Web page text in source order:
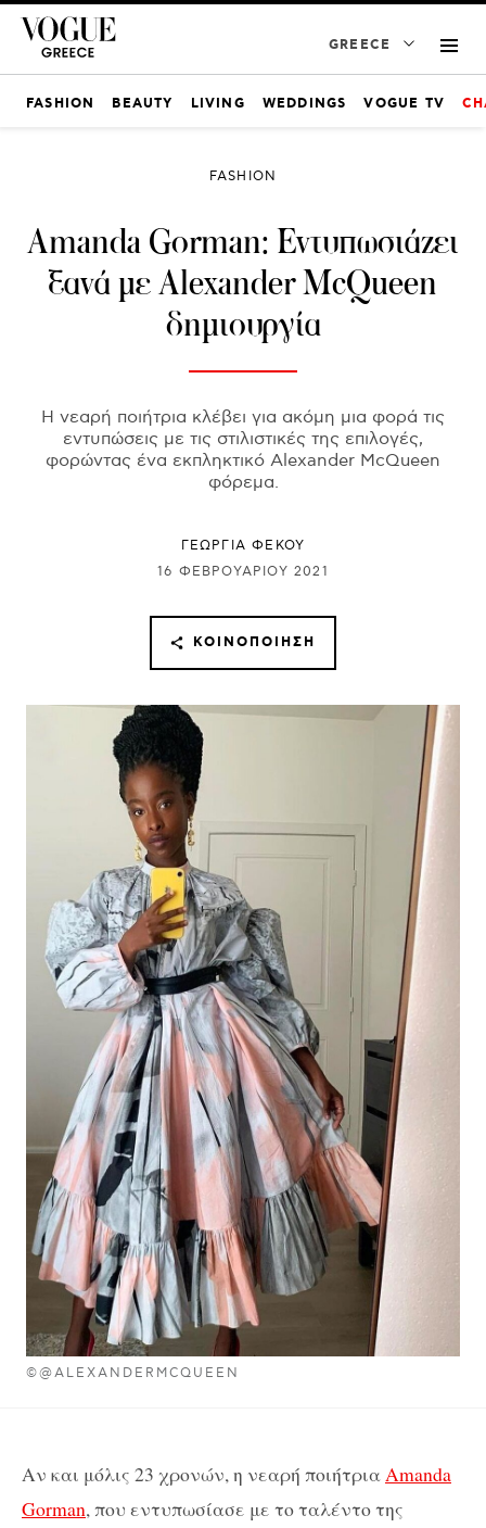
GREECE
FASHION BEAUTY LIVING WEDDINGS VOGUE TV
©@ALEXANDERMCQUEEN
FASHION
Amanda Gorman: Eντυπωσιάζει
ξανά με Alexander McQueen
δημιουργία
Η νεαρή ποιήτρια κλέβει για ακόμη μια φορά τις
εντυπώσεις με τις στιλιστικές της επιλογές,
φορώντας ένα εκπληκτικό Alexander McQueen
φόρεμα.
ΓΕΩΡΓΙΑ ΦΕΚΟΥ
16 ΦΕΒΡΟΥΑΡΊΟΥ 2021
ΚΟΙΝΟΠΟΊΗΣΗ
Αν και μόλις 23 χρονών, η νεαρή ποιήτρια Amanda
Gorman, που εντυπωσίασε με το ταλέντο της